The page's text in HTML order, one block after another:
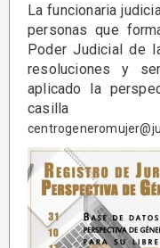
La funcionaria
personas que
Poder Judicial de
resoluciones y
aplicado la
casilla